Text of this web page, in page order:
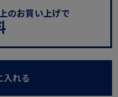
のお買い上げで
入れる